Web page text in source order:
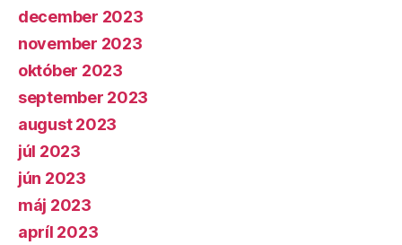
december 2023
november 2023
október 2023
september 2023
august 2023
júl 2023
jún 2023
máj 2023
apríl 2023